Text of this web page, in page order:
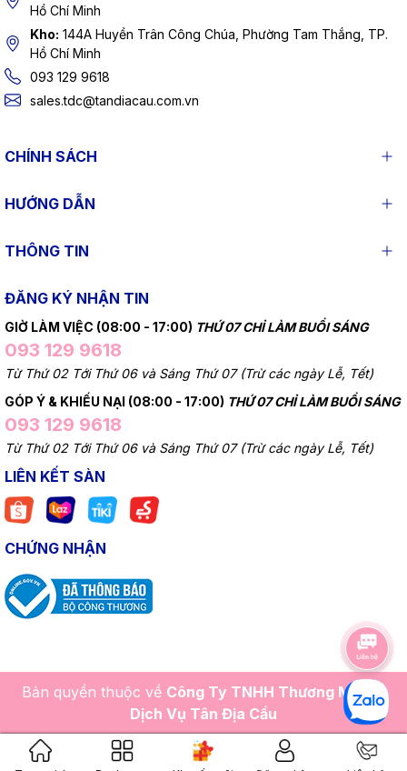
Hồ Chí Minh
Kho: 144A Huyền Trân Công Chúa, Phường Tam Thắng, TP.
Hồ Chí Minh
093 129 9618
sales.tdc@tandiacau.com.vn
CHÍNH SÁCH
HƯỚNG DẪN
THÔNG TIN
ĐĂNG KÝ NHẬN TIN
GIỜ LÀM VIỆC (08:00 - 17:00) THỨ 07 CHỈ LÀM BUỔI SÁNG
093 129 9618
Từ Thứ 02 Tới Thứ 06 và Sáng Thứ 07 (Trừ các ngày Lễ, Tết)
GÓP Ý & KHIẾU NẠI (08:00 - 17:00) THỨ 07 CHỈ LÀM BUỔI SÁNG
093 129 9618
Từ Thứ 02 Tới Thứ 06 và Sáng Thứ 07 (Trừ các ngày Lễ, Tết)
LIÊN KẾT SÀN
CHỨNG NHẬN
Bản quyền thuộc về Công Ty TNHH Thương Mại Và
Dịch Vụ Tân Địa Cầu